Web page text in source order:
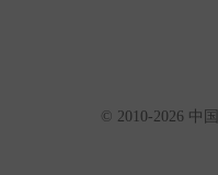
© 2010-2026 中